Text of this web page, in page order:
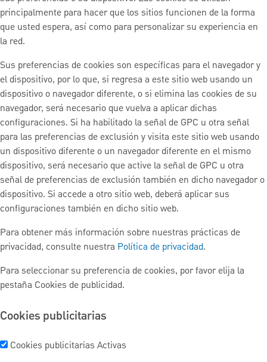
principalmente para hacer que los sitios funcionen de la forma
que usted espera, así como para personalizar su experiencia en
la red.
Sus preferencias de cookies son específicas para el navegador y
el dispositivo, por lo que, si regresa a este sitio web usando un
dispositivo o navegador diferente, o si elimina las cookies de su
navegador, será necesario que vuelva a aplicar dichas
configuraciones. Si ha habilitado la señal de GPC u otra señal
para las preferencias de exclusión y visita este sitio web usando
un dispositivo diferente o un navegador diferente en el mismo
dispositivo, será necesario que active la señal de GPC u otra
señal de preferencias de exclusión también en dicho navegador o
dispositivo. Si accede a otro sitio web, deberá aplicar sus
configuraciones también en dicho sitio web.
Para obtener más información sobre nuestras prácticas de
privacidad, consulte nuestra Política de privacidad.
Para seleccionar su preferencia de cookies, por favor elija la
pestaña Cookies de publicidad.
Cookies publicitarias
Cookies publicitarias Activas